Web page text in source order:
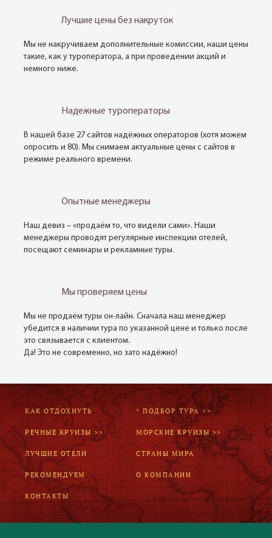
Лучшие цены без накруток
Мы не накручиваем дополнительные комиссии, наши цены
такие, как у туроператора, а при проведении акций и
немного ниже.
Надежные туроператоры
В нашей базе 27 сайтов надёжных операторов (хотя можем
опросить и 80). Мы снимаем актуальные цены с сайтов в
режиме реального времени.
Опытные менеджеры
Наш девиз – «продаём то, что видели сами». Наши
менеджеры проводят регулярные инспекции отелей,
посещают семинары и рекламные туры.
Мы проверяем цены
Мы не продаём туры он-лайн. Сначала наш менеджер
убедится в наличии тура по указанной цене и только после
это связывается с клиентом.
Да! Это не современно, но зато надёжно!
КАК ОТДОХНУТЬ * ПОДБОР ТУРА >>
РЕЧНЫЕ КРУИЗЫ >> МОРСКИЕ КРУИЗЫ >>
ЛУЧШИЕ ОТЕЛИ СТРАНЫ МИРА
РЕКОМЕНДУЕМ О КОМПАНИИ
КОНТАКТЫ